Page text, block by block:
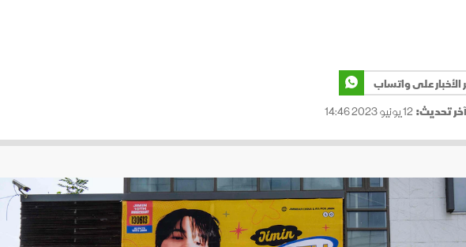
الأخبار على واتساب
آخر تحديث:12 يونيو 2023 14:46